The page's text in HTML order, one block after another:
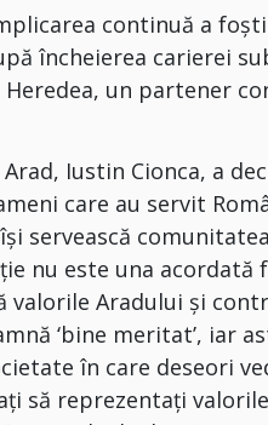
continuă a
încheierea carierei
Heredea, un partener
Iustin Cionca, a
care au servit
servească
nu este una acordată
valorile Aradului și
‘bine meritat’, iar
în care deseori
să reprezentați